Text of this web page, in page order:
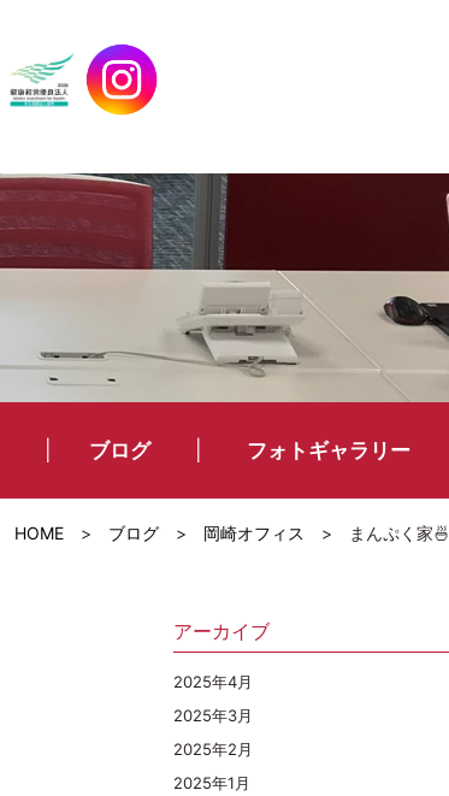
ブログ フォトギャラリー
HOME > ブログ > 岡崎オフィス > まんぷく家🍜
アーカイブ
2025年4月
2025年3月
2025年2月
2025年1月